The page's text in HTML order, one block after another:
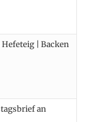
s
| Backen
an